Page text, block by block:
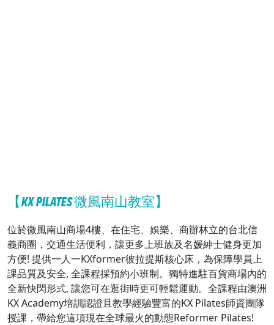
【KX PILATES 微風南山教室】
位於微風南山商場4樓、在住宅、娛樂、商辦林立的台北信
義商圈，交通生活便利，讓更多上班族及名媛紳士健身更加
方便! 提供一人一KXformer彼拉提斯核心床，為保障學員上
課品質及安全, 全課程採預約小班制。獨特進駐百貨商場內的
全新快閃形式, 讓您可在逛街時更可輕鬆運動。全課程由澳洲
KX Academy培訓認證且教學經驗豐富的KX Pilates師資團隊
授課，帶給您這項現在全球最火的動態Reformer Pilates!